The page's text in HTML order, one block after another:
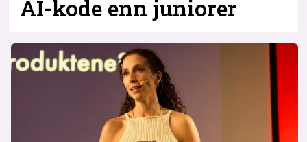
AI-kode enn juniorer